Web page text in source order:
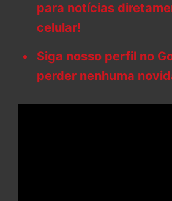
para notícias
celular!
Siga nosso perfil no
perder nenhuma